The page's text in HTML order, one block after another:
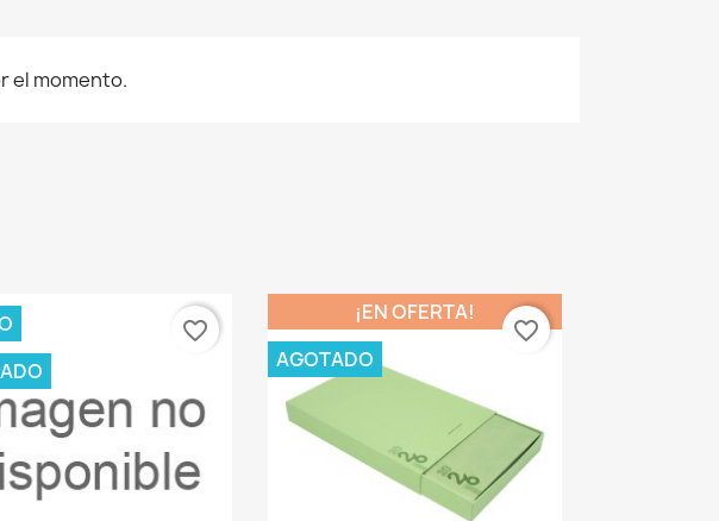
el momento.
favorite_border
¡EN OFERTA!
AGOTADO
favorite_border